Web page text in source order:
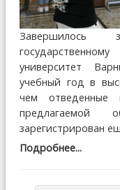
Завершилось
университет
учебный год в
чем отведенные
предлагаемой
зарегистрирован
Подробнее...